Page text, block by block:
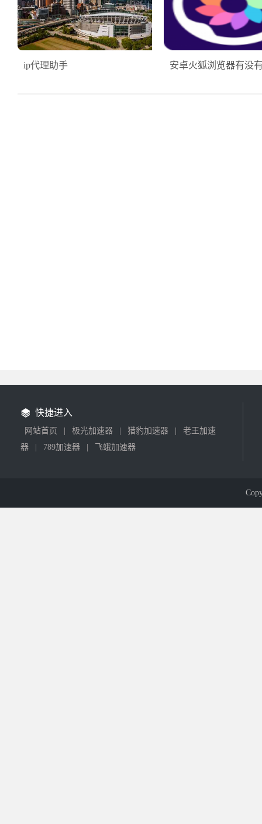
ip代理助手 安卓火狐浏览器有没
快捷进入
网站首页 极光加速器 猎豹加速器
老王加速
器
789加速器 飞蛾加速器